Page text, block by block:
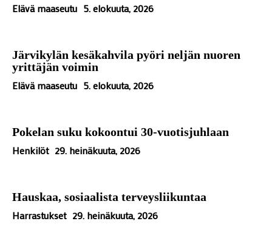
Elävä maaseutu 5. elokuuta, 2026
Järvikylän kesäkahvila pyöri neljän nuoren
yrittäjän voimin
Elävä maaseutu 5. elokuuta, 2026
Pokelan suku kokoontui 30-vuotisjuhlaan
Henkilöt 29. heinäkuuta, 2026
Hauskaa, sosiaalista terveysliikuntaa
Harrastukset 29. heinäkuuta, 2026